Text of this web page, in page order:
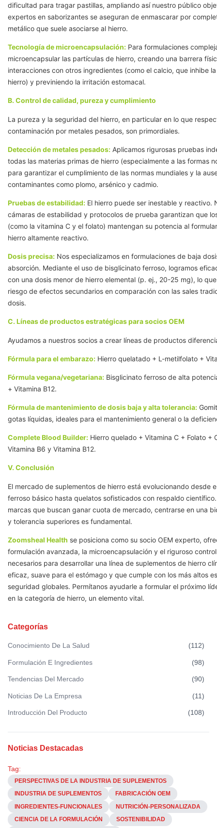
dificultad para tragar pastillas, ampliando así nuestro público
expertos en saborizantes se aseguran de enmascarar por
metálico que suele asociarse al hierro.
Tecnología de microencapsulación: Para formulaciones
microencapsular las partículas de hierro, creando una barrera
interacciones con otros ingredientes (como el calcio, que inhibe
hierro) y previniendo la irritación estomacal.
B. Control de calidad, pureza y cumplimiento
La pureza y la seguridad del hierro, en particular en lo que
contaminación por metales pesados, son primordiales.
Detección de metales pesados: Aplicamos rigurosas pruebas
todas las materias primas de hierro (especialmente a las formas
para garantizar el cumplimiento de las normas mundiales y la
contaminantes como plomo, arsénico y cadmio.
Pruebas de estabilidad: El hierro puede ser inestable y reactivo.
cámaras de estabilidad y protocolos de prueba garantizan que
(como la vitamina C y el folato) mantengan su potencia al
hierro altamente reactivo.
Dosis precisa: Nos especializamos en formulaciones de baja
absorción. Mediante el uso de bisglicinato ferroso, logramos
con una dosis menor de hierro elemental (p. ej., 20-25 mg), lo
riesgo de efectos secundarios en comparación con las sales
dosis.
C. Líneas de productos estratégicas para socios OEM
Ayudamos a nuestros socios a crear líneas de productos
Fórmula para el embarazo: Hierro quelatado + L-metilfolato +
Fórmula vegana/vegetariana: Bisglicinato ferroso de alta
+ Vitamina B12.
Fórmula de mantenimiento de dosis baja y alta tolerancia:
gotas líquidas, ideales para el mantenimiento general o la
Complete Blood Builder: Hierro quelado + Vitamina C + Folato +
Vitamina B6 y Vitamina B12.
V. Conclusión
El mercado de suplementos de hierro está evolucionando desde
ferroso básico hasta quelatos sofisticados con respaldo
marcas que buscan ganar cuota de mercado, centrarse en una
y tolerancia superiores es fundamental.
Zoomsheal Health se posiciona como su socio OEM experto,
formulación avanzada, la microencapsulación y el riguroso
necesarios para desarrollar una línea de suplementos de hierro
eficaz, suave para el estómago y que cumple con los más altos
seguridad globales. Permítanos ayudarle a formular el próximo
en la categoría de hierro, un elemento vital.
Categorías
Conocimiento De La Salud (112)
Formulación E Ingredientes (98)
Tendencias Del Mercado (90)
Noticias De La Empresa (11)
Introducción Del Producto (108)
Noticias Destacadas
Tag:
PERSPECTIVAS DE LA INDUSTRIA DE SUPLEMENTOS
INDUSTRIA DE SUPLEMENTOS
FABRICACIÓN OEM
INGREDIENTES-FUNCIONALES
NUTRICIÓN-PERSONALIZADA
CIENCIA DE LA FORMULACIÓN
SOSTENIBILIDAD